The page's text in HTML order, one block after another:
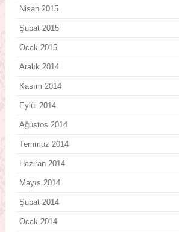
Nisan 2015
Şubat 2015
Ocak 2015
Aralık 2014
Kasım 2014
Eylül 2014
Ağustos 2014
Temmuz 2014
Haziran 2014
Mayıs 2014
Şubat 2014
Ocak 2014